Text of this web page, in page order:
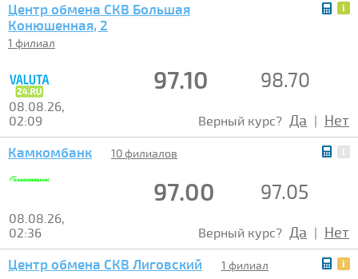
Центр обмена СКВ Большая
Конюшенная, 2
1 филиал
97.10 98.70
08.08.26,
02:09
Верный курс? Да | Нет
Камкомбанк 10 филиалов
97.00 97.05
08.08.26,
02:36
Верный курс? Да | Нет
Центр обмена СКВ Лиговский 1 филиал